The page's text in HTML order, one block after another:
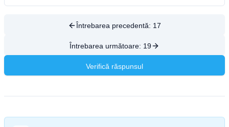
Întrebarea precedentă: 17
Întrebarea următoare: 19
Verifică răspunsul